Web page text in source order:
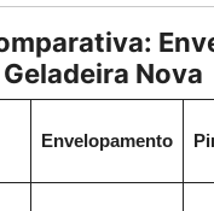
Nova
Envelopamento